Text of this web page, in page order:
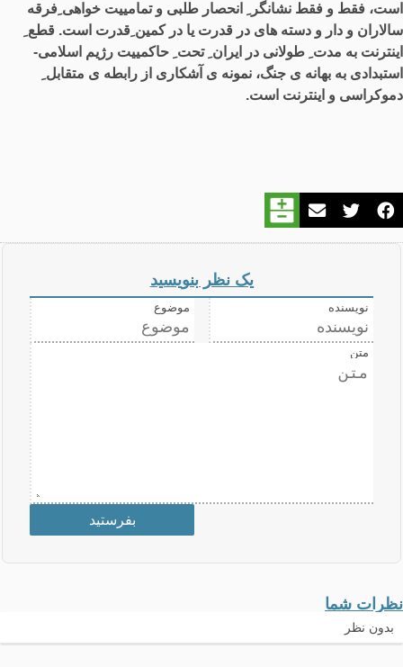
است، فقط و فقط نشانگر ِ انحصار طلبی و تمامییت خواهی ِفرقه
سالاران و دار و دسته های در قدرت یا در کمین ِقدرت است. قطع ِ
اینترنت به مدت ِ طولانی در ایران ِ تحت ِ حاکمییت رژیم اسلامی-
استبدادی به بهانه ی جنگ، نمونه ی آشکاری از رابطه ی متقابل ِ
دموکراسی و اینترنت است.
یک نظر بنویسید
نویسنده موضوع
متن
نظرات شما
بدون نظر